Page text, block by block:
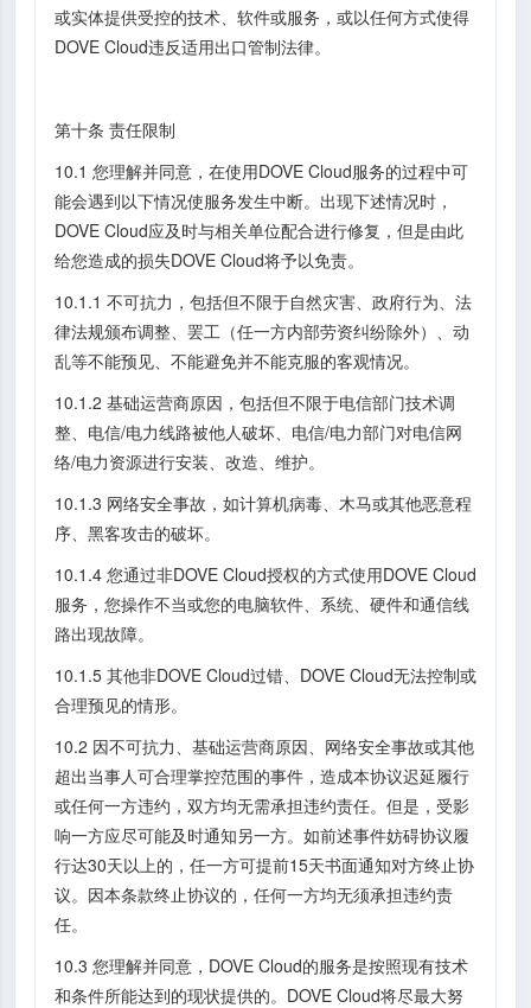
或实体提供受控的技术、软件或服务，或以任何方式使得
DOVE Cloud违反适用出口管制法律。
第十条 责任限制
10.1 您理解并同意，在使用DOVE Cloud服务的过程中可
能会遇到以下情况使服务发生中断。出现下述情况时，
DOVE Cloud应及时与相关单位配合进行修复，但是由此
给您造成的损失DOVE Cloud将予以免责。
10.1.1 不可抗力，包括但不限于自然灾害、政府行为、法
律法规颁布调整、罢工（任一方内部劳资纠纷除外）、动
乱等不能预见、不能避免并不能克服的客观情况。
10.1.2 基础运营商原因，包括但不限于电信部门技术调
整、电信/电力线路被他人破坏、电信/电力部门对电信网
络/电力资源进行安装、改造、维护。
10.1.3 网络安全事故，如计算机病毒、木马或其他恶意程
序、黑客攻击的破坏。
10.1.4 您通过非DOVE Cloud授权的方式使用DOVE Cloud
服务，您操作不当或您的电脑软件、系统、硬件和通信线
路出现故障。
10.1.5 其他非DOVE Cloud过错、DOVE Cloud无法控制或
合理预见的情形。
10.2 因不可抗力、基础运营商原因、网络安全事故或其他
超出当事人可合理掌控范围的事件，造成本协议迟延履行
或任何一方违约，双方均无需承担违约责任。但是，受影
响一方应尽可能及时通知另一方。如前述事件妨碍协议履
行达30天以上的，任一方可提前15天书面通知对方终止协
议。因本条款终止协议的，任何一方均无须承担违约责
任。
10.3 您理解并同意，DOVE Cloud的服务是按照现有技术
和条件所能达到的现状提供的。DOVE Cloud将尽最大努